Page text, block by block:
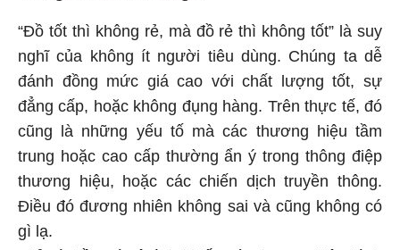
“Đồ tốt thì không rẻ, mà đồ rẻ thì không tốt” là suy
nghĩ của không ít người tiêu dùng. Chúng ta dễ
đánh đồng mức giá cao với chất lượng tốt, sự
đẳng cấp, hoặc không đụng hàng. Trên thực tế, đó
cũng là những yếu tố mà các thương hiệu tầm
trung hoặc cao cấp thường ẩn ý trong thông điệp
thương hiệu, hoặc các chiến dịch truyền thông.
Điều đó đương nhiên không sai và cũng không có
gì lạ.